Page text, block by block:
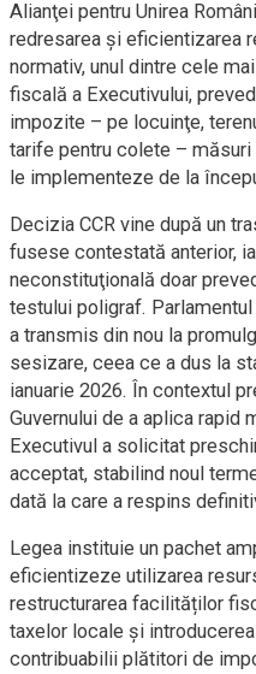
Alianţei pentru Unirea
redresarea şi eficientizarea
normativ, unul dintre cele
fiscală a Executivului,
impozite – pe locuinţe,
tarife pentru colete – măsuri
le implementeze de la
Decizia CCR vine după un
fusese contestată anterior,
neconstituţională doar
testului poligraf.
a transmis din nou la
sesizare, ceea ce a dus la
ianuarie 2026. În contextul
Guvernului de a aplica rapid
Executivul a solicitat
acceptat, stabilind noul
dată la care a respins
Legea instituie un pachet
eficientizeze utilizarea
restructurarea facilităților
taxelor locale și
contribuabilii plătitori de